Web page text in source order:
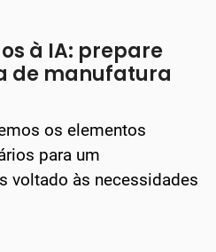
à IA: prepare
de manufatura
os elementos
para um
voltado às necessidades